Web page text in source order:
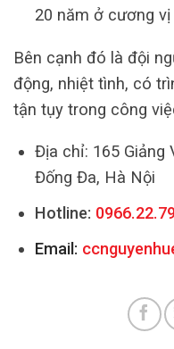
20 năm ở cương vị
Bên cạnh đó là đội
động, nhiệt tình, có
tận tụy trong công
Địa chỉ: 165 Giảng
Đống Đa, Hà Nội
Hotline:
Email: